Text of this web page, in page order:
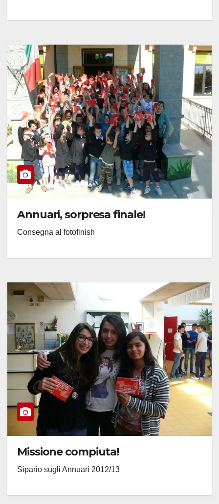
Annuari, sorpresa finale!
Consegna al fotofinish
Missione compiuta!
Sipario sugli Annuari 2012/13